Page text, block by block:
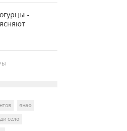
-
янао
село